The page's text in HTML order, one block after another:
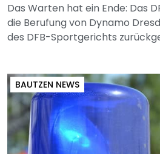
Das Warten hat ein Ende: Das
die Berufung von Dynamo
des DFB-Sportgerichts
BAUTZEN NEWS